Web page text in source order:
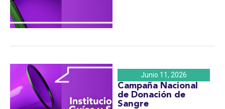
Junio 11, 2026
Campaña Nacional
de Donación de
Sangre